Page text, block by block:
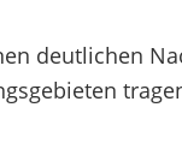
deutlichen